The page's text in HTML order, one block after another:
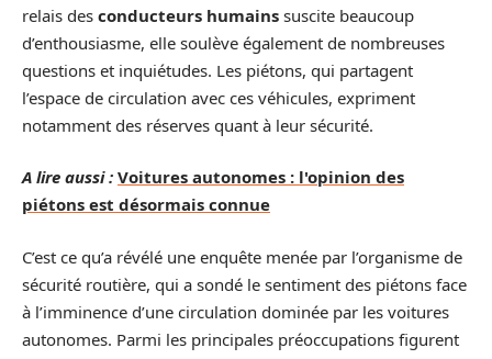
relais des conducteurs humains suscite beaucoup
d’enthousiasme, elle soulève également de nombreuses
questions et inquiétudes. Les piétons, qui partagent
l’espace de circulation avec ces véhicules, expriment
notamment des réserves quant à leur sécurité.
A lire aussi : Voitures autonomes : l'opinion des
piétons est désormais connue
C’est ce qu’a révélé une enquête menée par l’organisme de
sécurité routière, qui a sondé le sentiment des piétons face
à l’imminence d’une circulation dominée par les voitures
autonomes. Parmi les principales préoccupations figurent